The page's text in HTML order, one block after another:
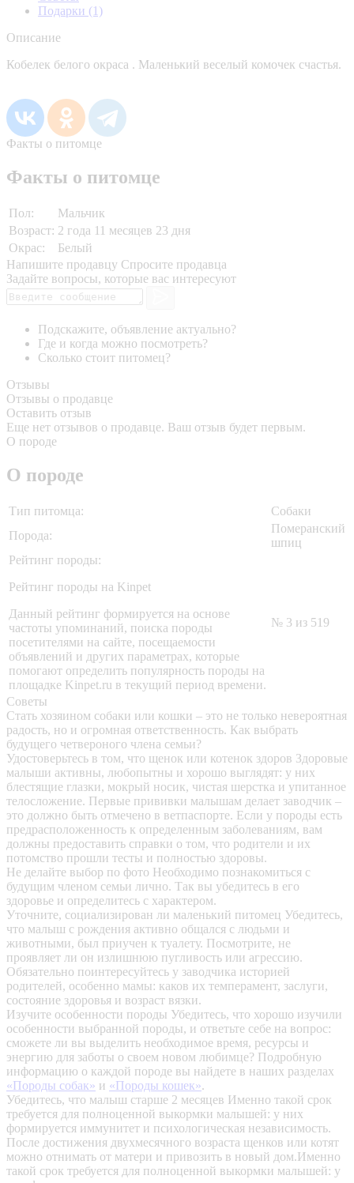
Подарки (1)
Описание
Кобелек белого окраса . Маленький веселый комочек счастья.
Факты о питомце
Факты о питомце
Пол:
Мальчик
Возраст: 2 года 11 месяцев 23 дня
Окрас:
Белый
Напишите продавцу Спросите продавца
Задайте вопросы, которые вас интересуют
Подскажите, объявление актуально?
Где и когда можно посмотреть?
Сколько стоит питомец?
Отзывы
Отзывы о продавце
Оставить отзыв
Еще нет отзывов о продавце. Ваш отзыв будет первым.
О породе
О породе
Тип питомца:
Собаки
Порода:
Померанский
шпиц
Рейтинг породы:
Рейтинг породы на Kinpet
Данный рейтинг формируется на основе
частоты упоминаний, поиска породы
посетителями на сайте, посещаемости
объявлений и других параметрах, которые
помогают определить популярность породы на
площадке Kinpet.ru в текущий период времени.
№ 3 из 519
Советы
Стать хозяином собаки или кошки – это не только невероятная
радость, но и огромная ответственность. Как выбрать
будущего четвероного члена семьи?
Удостоверьтесь в том, что щенок или котенок здоров Здоровые
малыши активны, любопытны и хорошо выглядят: у них
блестящие глазки, мокрый носик, чистая шерстка и упитанное
телосложение. Первые прививки малышам делает заводчик –
это должно быть отмечено в ветпаспорте. Если у породы есть
предрасположенность к определенным заболеваниям, вам
должны предоставить справки о том, что родители и их
потомство прошли тесты и полностью здоровы.
Не делайте выбор по фото Необходимо познакомиться с
будущим членом семьи лично. Так вы убедитесь в его
здоровье и определитесь с характером.
Уточните, социализирован ли маленький питомец Убедитесь,
что малыш с рождения активно общался с людьми и
животными, был приучен к туалету. Посмотрите, не
проявляет ли он излишнюю пугливость или агрессию.
Обязательно поинтересуйтесь у заводчика историей
родителей, особенно мамы: каков их темперамент, заслуги,
состояние здоровья и возраст вязки.
Изучите особенности породы Убедитесь, что хорошо изучили
особенности выбранной породы, и ответьте себе на вопрос:
сможете ли вы выделить необходимое время, ресурсы и
энергию для заботы о своем новом любимце? Подробную
информацию о каждой породе вы найдете в наших разделах
«Породы собак» и «Породы кошек».
Убедитесь, что малыш старше 2 месяцев Именно такой срок
требуется для полноценной выкормки малышей: у них
формируется иммунитет и психологическая независимость.
После достижения двухмесячного возраста щенков или котят
можно отнимать от матери и привозить в новый дом.Именно
такой срок требуется для полноценной выкормки малышей: у